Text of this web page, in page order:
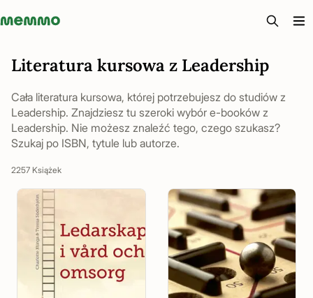
Memmo - AI-verktyg och digital kurslitteratur
Literatura kursowa z Leadership
Cała literatura kursowa, której potrzebujesz do studiów z
Leadership. Znajdziesz tu szeroki wybór e-booków z
Leadership. Nie możesz znaleźć tego, czego szukasz?
Szukaj po ISBN, tytule lub autorze.
2257 Książek